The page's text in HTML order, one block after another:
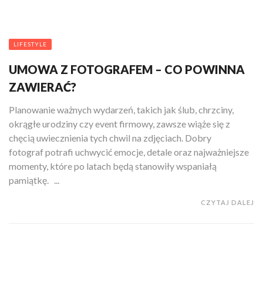
LIFESTYLE
UMOWA Z FOTOGRAFEM – CO POWINNA
ZAWIERAĆ?
Planowanie ważnych wydarzeń, takich jak ślub, chrzciny,
okrągłe urodziny czy event firmowy, zawsze wiąże się z
chęcią uwiecznienia tych chwil na zdjęciach. Dobry
fotograf potrafi uchwycić emocje, detale oraz najważniejsze
momenty, które po latach będą stanowiły wspaniałą
pamiątkę. ...
CZYTAJ DALEJ